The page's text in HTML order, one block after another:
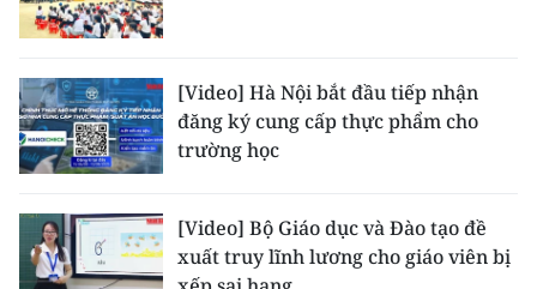
[Video] Hà Nội bắt đầu tiếp nhận
đăng ký cung cấp thực phẩm cho
trường học
[Video] Bộ Giáo dục và Đào tạo đề
xuất truy lĩnh lương cho giáo viên bị